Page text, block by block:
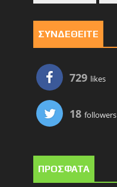
ΣΥΝΔΕΘΕΙΤΕ
729 likes
18 followers
ΠΡΟΣΦΑΤΑ